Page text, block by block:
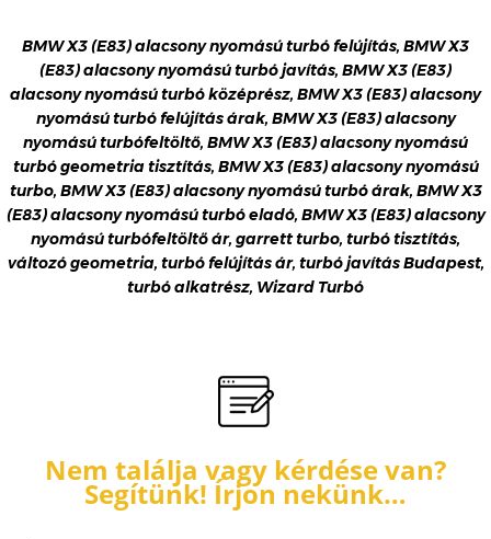
BMW X3 (E83) alacsony nyomású turbó felújítás, BMW X3
(E83) alacsony nyomású turbó javítás, BMW X3 (E83)
alacsony nyomású turbó középrész, BMW X3 (E83) alacsony
nyomású turbó felújítás árak, BMW X3 (E83) alacsony
nyomású turbófeltöltő, BMW X3 (E83) alacsony nyomású
turbó geometria tisztítás, BMW X3 (E83) alacsony nyomású
turbo, BMW X3 (E83) alacsony nyomású turbó árak, BMW X3
(E83) alacsony nyomású turbó eladó, BMW X3 (E83) alacsony
nyomású turbófeltöltő ár, garrett turbo, turbó tisztítás,
változó geometria, turbó felújítás ár, turbó javítás Budapest,
turbó alkatrész, Wizard Turbó
Nem találja vagy kérdése van?
Segítünk! Írjon nekünk…